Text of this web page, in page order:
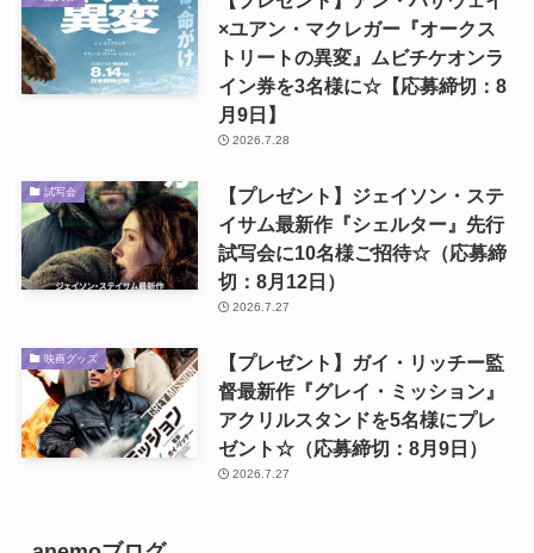
×ユアン・マクレガー『オークス
トリートの異変』ムビチケオンラ
イン券を3名様に☆【応募締切：8
月9日】
2026.7.28
試写会
【プレゼント】ジェイソン・ステ
イサム最新作『シェルター』先行
試写会に10名様ご招待☆（応募締
切：8月12日）
2026.7.27
映画グッズ
【プレゼント】ガイ・リッチー監
督最新作『グレイ・ミッション』
アクリルスタンドを5名様にプレ
ゼント☆（応募締切：8月9日）
2026.7.27